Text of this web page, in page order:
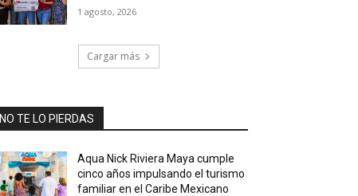
1 agosto, 2026
Cargar más
NO TE LO PIERDAS
Aqua Nick Riviera Maya cumple
cinco años impulsando el turismo
familiar en el Caribe Mexicano